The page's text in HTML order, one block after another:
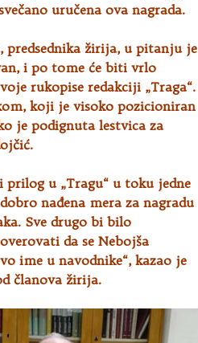
uručena ova nagrada.
predsednika žirija, u pitanju je
i po tome će biti vrlo
rukopise redakciji „Traga“.
koji je visoko pozicioniran
je podignuta lestvica za
prilog u „Tragu“ u toku jedne
nađena mera za nagradu
Sve drugo bi bilo
da se Nebojša
ime u navodnike“, kazao je
članova žirija.